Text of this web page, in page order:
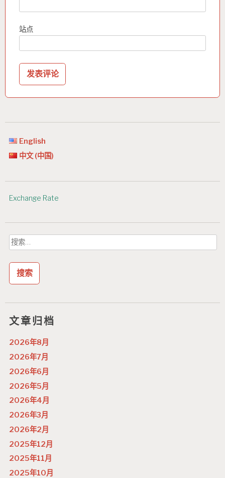
站点
English
中文 (中国)
Exchange Rate
搜
索：
文章归档
2026年8月
2026年7月
2026年6月
2026年5月
2026年4月
2026年3月
2026年2月
2025年12月
2025年11月
2025年10月